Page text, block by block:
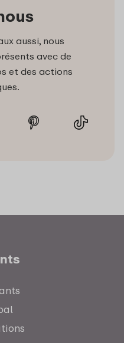
aussi, nous
avec de
et des actions